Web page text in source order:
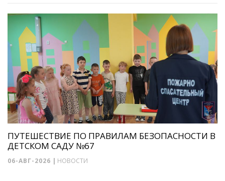
ПУТЕШЕСТВИЕ ПО ПРАВИЛАМ БЕЗОПАСНОСТИ В
ДЕТСКОМ САДУ №67
06-АВГ-2026 | НОВОСТИ